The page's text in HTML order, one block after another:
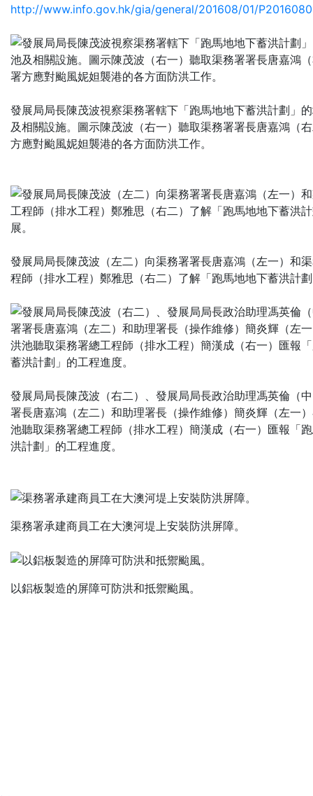
http://www.info.gov.hk/gia/general/201608/01/
發展局局長陳茂波視察渠務署轄下「跑馬地地下蓄洪計劃」
及相關設施。圖示陳茂波（右一）聽取渠務署署長唐嘉鴻（
方應對颱風妮妲襲港的各方面防洪工作。
發展局局長陳茂波（左二）向渠務署署長唐嘉鴻（左一）和
程師（排水工程）鄭雅思（右二）了解「跑馬地地下蓄洪計
發展局局長陳茂波（右二）、發展局局長政治助理馮英倫（
署長唐嘉鴻（左二）和助理署長（操作維修）簡炎輝（左一
池聽取渠務署總工程師（排水工程）簡漢成（右一）匯報「
洪計劃」的工程進度。
渠務署承建商員工在大澳河堤上安裝防洪屏障。
以鋁板製造的屏障可防洪和抵禦颱風。